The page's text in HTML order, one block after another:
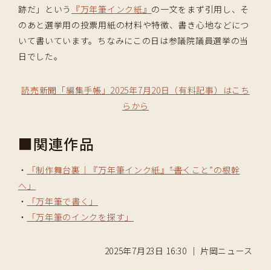
跡だ」という 『万年筆インク紙』 の一文をまず引用し、そ
のあと選挙用の投票用紙の材料や特徴、書き心地などにつ
いて書いています。ちなみにこの日は参議院議員選挙の当
日でした。
読売新聞「編集手帳」2025年7月20日（有料記事）はこち
らから
■関連作品
・
「制作舞台裏｜『万年筆インク紙』――“書くこと”の根幹
へ」
・
「万年筆で書く」
・
「万年筆のインクを探す」
2025年7月23日 16:30 ｜ 片岡ニュース